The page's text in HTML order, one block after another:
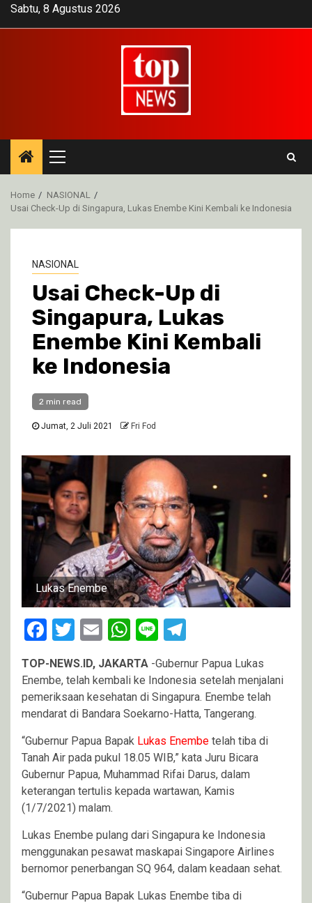
SkipSabtu, 8 Agustus 2026
Primary
Menu
Home
NASIONAL
Usai Check-Up di Singapura, Lukas Enembe Kini Kembali ke Indonesia
NASIONAL
Usai Check-Up di
Singapura, Lukas
Enembe Kini Kembali
ke Indonesia
2 min read
Jumat, 2 Juli 2021 Fri Fod
Lukas Enembe
Facebook
Twitter
EmailWhatsApp
Line
TOP-NEWS.ID, JAKARTA -Gubernur Papua Lukas
Enembe, telah kembali ke Indonesia setelah menjalani
pemeriksaan kesehatan di Singapura. Enembe telah
mendarat di Bandara Soekarno-Hatta, Tangerang.
“Gubernur Papua Bapak Lukas Enembe telah tiba di
Tanah Air pada pukul 18.05 WIB,” kata Juru Bicara
Gubernur Papua, Muhammad Rifai Darus, dalam
keterangan tertulis kepada wartawan, Kamis
(1/7/2021) malam.
Lukas Enembe pulang dari Singapura ke Indonesia
menggunakan pesawat maskapai Singapore Airlines
bernomor penerbangan SQ 964, dalam keadaan sehat.
“Gubernur Papua Bapak Lukas Enembe tiba di